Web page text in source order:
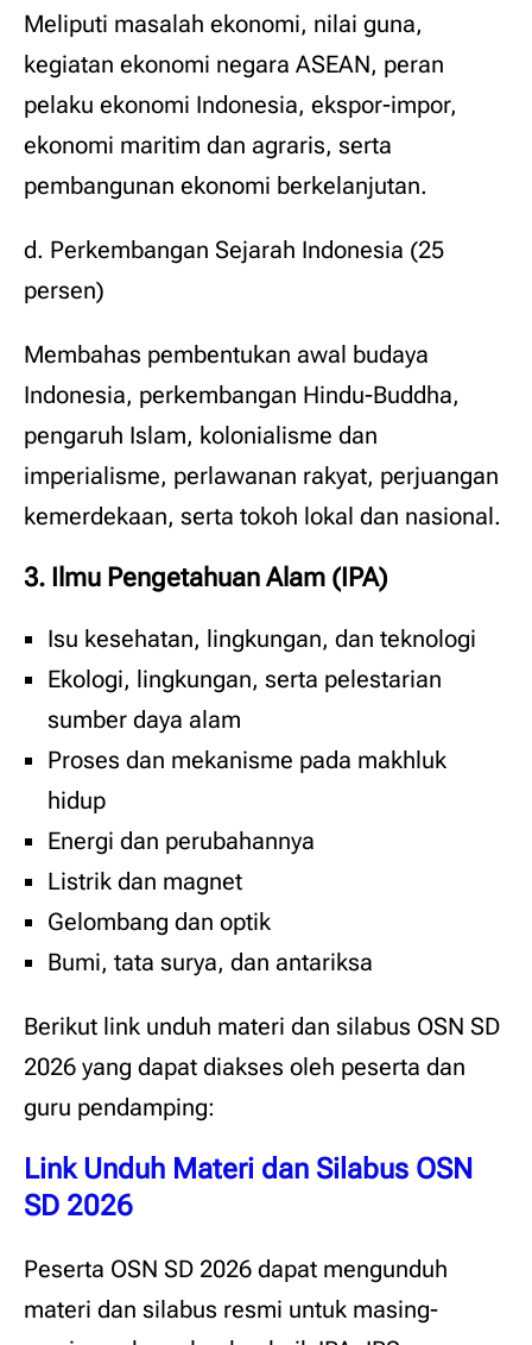
Meliputi masalah ekonomi, nilai guna,
kegiatan ekonomi negara ASEAN, peran
pelaku ekonomi Indonesia, ekspor-impor,
ekonomi maritim dan agraris, serta
pembangunan ekonomi berkelanjutan.
d. Perkembangan Sejarah Indonesia (25
persen)
Membahas pembentukan awal budaya
Indonesia, perkembangan Hindu-Buddha,
pengaruh Islam, kolonialisme dan
imperialisme, perlawanan rakyat, perjuangan
kemerdekaan, serta tokoh lokal dan nasional.
3. Ilmu Pengetahuan Alam (IPA)
Isu kesehatan, lingkungan, dan teknologi
Ekologi, lingkungan, serta pelestarian
sumber daya alam
Proses dan mekanisme pada makhluk
hidup
Energi dan perubahannya
Listrik dan magnet
Gelombang dan optik
Bumi, tata surya, dan antariksa
Berikut link unduh materi dan silabus OSN SD
2026 yang dapat diakses oleh peserta dan
guru pendamping:
Link Unduh Materi dan Silabus OSN
SD 2026
Peserta OSN SD 2026 dapat mengunduh
materi dan silabus resmi untuk masing-